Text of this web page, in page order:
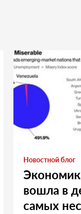
Новостной блог
вошла в
самых